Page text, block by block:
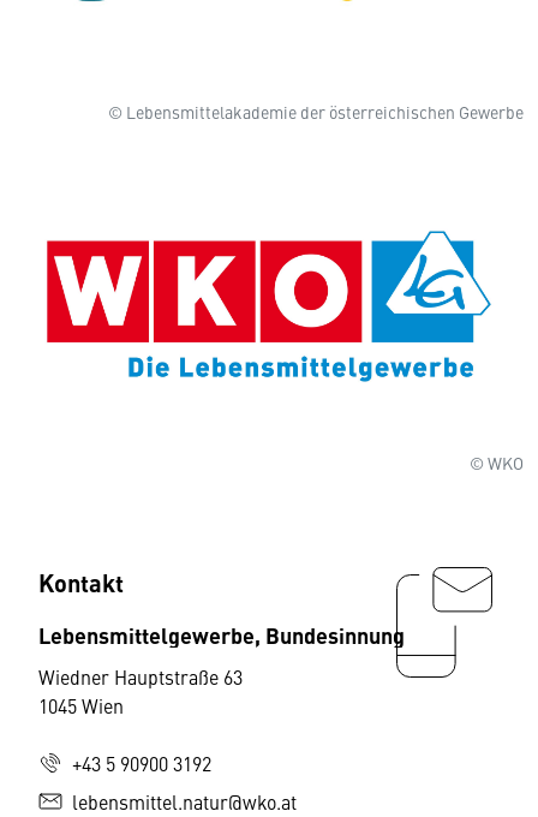
© Lebensmittelakademie der österreichischen Gewerbe
© WKO
Kontakt
Lebensmittelgewerbe, Bundesinnung
Wiedner Hauptstraße 63
1045 Wien
+43 5 90900 3192
lebensmittel.natur@wko.at